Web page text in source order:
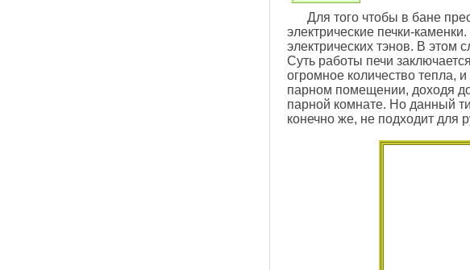
Для того чтобы в бане
электрические печки-
электрических тэнов. В этом
Суть работы печи
огромное количество тепла,
парном помещении, доходя до
парной комнате. Но данный
конечно же, не подходит для